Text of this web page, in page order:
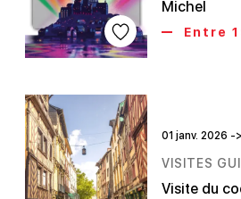
Michel
Entre
01 janv. 2026 -
VISITES
Visite du